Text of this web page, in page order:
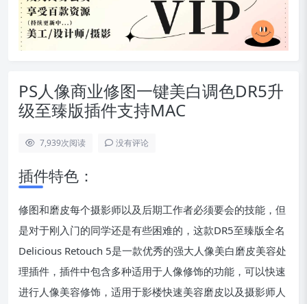
PS人像商业修图一键美白调色DR5升
级至臻版插件支持MAC
7,939次阅读 没有评论
插件特色：
修图和磨皮每个摄影师以及后期工作者必须要会的技能，但
是对于刚入门的同学还是有些困难的，这款DR5至臻版全名
Delicious Retouch 5是一款优秀的强大人像美白磨皮美容处
理插件，插件中包含多种适用于人像修饰的功能，可以快速
进行人像美容修饰，适用于影楼快速美容磨皮以及摄影师人